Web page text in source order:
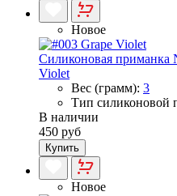
Новое
Силиконовая приманка
Violet
Вес (грамм): 3
Тип силиконовой
В наличии
450 руб
Купить
Новое